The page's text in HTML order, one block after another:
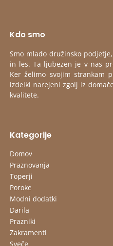
Kdo smo
Smo mlado družinsko
in les. Ta ljubezen je v nas
Ker želimo svojim strankam
izdelki narejeni zgolj iz
kvalitete.
Kategorije
Domov
Praznovanja
Toperji
Poroke
Modni dodatki
Darila
Prazniki
Zakramenti
Sveče